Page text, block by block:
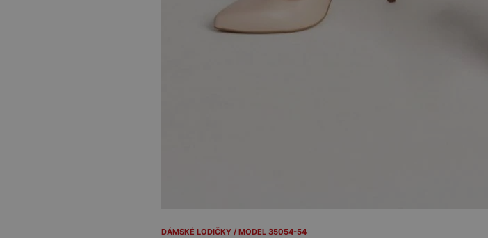
DÁMSKÉ LODIČKY / MODEL 35054-54